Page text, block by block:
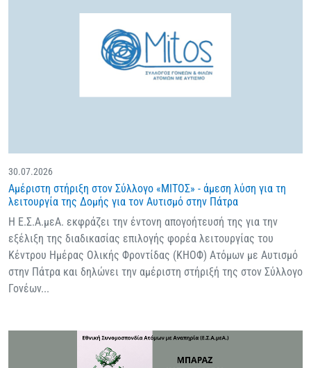
30.07.2026
Αμέριστη στήριξη στον Σύλλογο «ΜΙΤΟΣ» - άμεση λύση για τη
λειτουργία της Δομής για τον Αυτισμό στην Πάτρα
Η Ε.Σ.Α.μεΑ. εκφράζει την έντονη απογοήτευσή της για την
εξέλιξη της διαδικασίας επιλογής φορέα λειτουργίας του
Κέντρου Ημέρας Ολικής Φροντίδας (ΚΗΟΦ) Ατόμων με Αυτισμό
στην Πάτρα και δηλώνει την αμέριστη στήριξή της στον Σύλλογο
Γονέων...